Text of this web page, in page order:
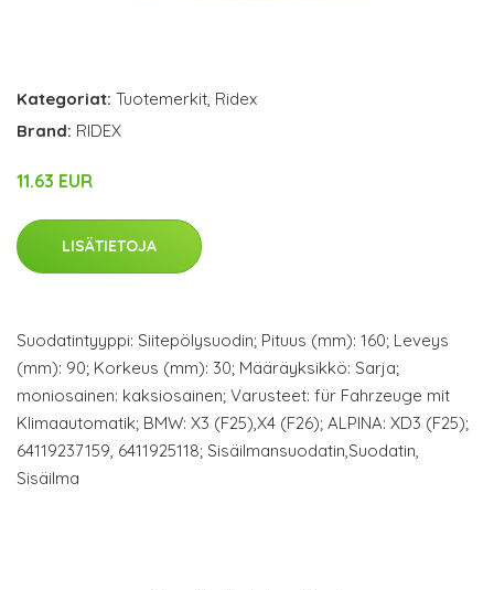
Kategoriat: Tuotemerkit Ridex
Brand: RIDEX
11.63 EUR
LISÄTIETOJA
Suodatintyyppi: Siitepölysuodin; Pituus (mm): 160; Leveys
(mm): 90; Korkeus (mm): 30; Määräyksikkö: Sarja;
moniosainen: kaksiosainen; Varusteet: für Fahrzeuge mit
Klimaautomatik; BMW: X3 (F25),X4 (F26); ALPINA: XD3 (F25);
64119237159, 6411925118; Sisäilmansuodatin,Suodatin,
Sisäilma